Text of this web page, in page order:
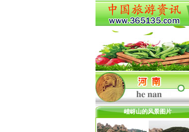
嵖岈山的风景图片